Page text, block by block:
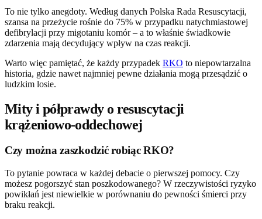
To nie tylko anegdoty. Według danych Polska Rada Resuscytacji,
szansa na przeżycie rośnie do 75% w przypadku natychmiastowej
defibrylacji przy migotaniu komór – a to właśnie świadkowie
zdarzenia mają decydujący wpływ na czas reakcji.
Warto więc pamiętać, że każdy przypadek RKO to niepowtarzalna
historia, gdzie nawet najmniej pewne działania mogą przesądzić o
ludzkim losie.
Mity i półprawdy o resuscytacji
krążeniowo-oddechowej
Czy można zaszkodzić robiąc RKO?
To pytanie powraca w każdej debacie o pierwszej pomocy. Czy
możesz pogorszyć stan poszkodowanego? W rzeczywistości ryzyko
powikłań jest niewielkie w porównaniu do pewności śmierci przy
braku reakcji.